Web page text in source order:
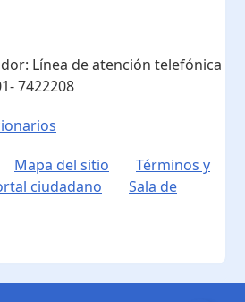
Línea de atención telefónica
7422208
Mapa del sitio
Términos y
ciudadano
Sala de